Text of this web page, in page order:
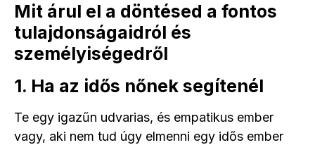
Mit árul el a döntésed a fontos
tulajdonságaidról és
személyiségedről
1. Ha az idős nőnek segítenél
Te egy igazűn udvarias, és empatikus ember
vagy, aki nem tud úgy elmenni egy idős ember